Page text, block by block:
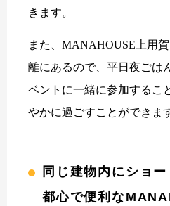
きます。
また、MANAHOUSE上用
離にあるので、平日夜ごは
ベントに一緒に参加するこ
やかに過ごすことができま
同じ建物内にショー
都心で便利な